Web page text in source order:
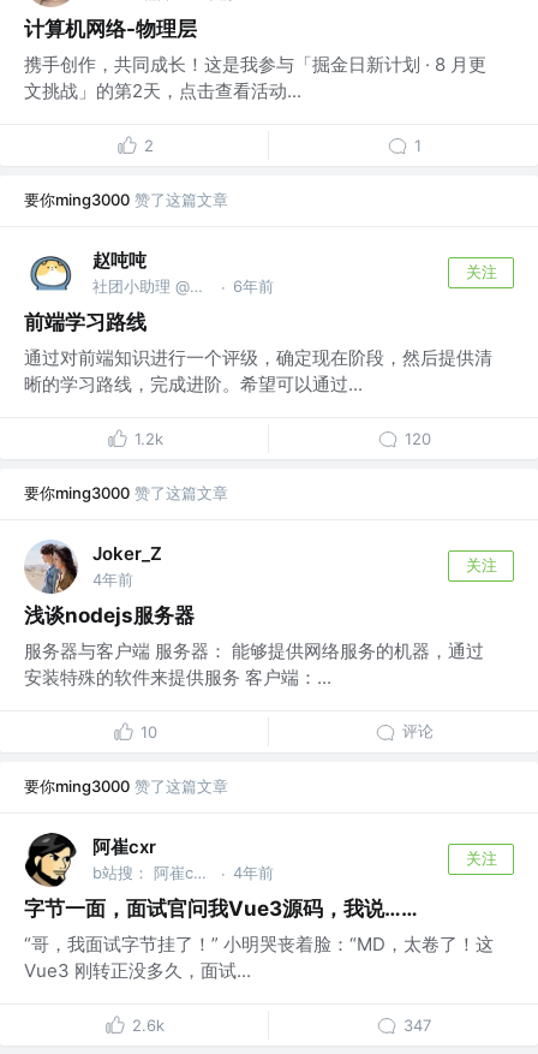
计算机网络-物理层
携手创作，共同成长！这是我参与「掘金日新计划 · 8 月更
文挑战」的第2天，点击查看活动...
2 1
要你ming3000 赞了这篇文章
赵吨吨
社团小助理 @低泡美学技术社 · 6年前
关注
前端学习路线
通过对前端知识进行一个评级，确定现在阶段，然后提供清
晰的学习路线，完成进阶。希望可以通过...
1.2k 120
要你ming3000 赞了这篇文章
Joker_Z
4年前
关注
浅谈nodejs服务器
服务器与客户端 服务器： 能够提供网络服务的机器，通过
安装特殊的软件来提供服务 客户端：...
10 评论
要你ming3000 赞了这篇文章
阿崔cxr
b站搜： 阿崔cxr 分享最前沿的前端技术干货 · 4年前
关注
字节一面，面试官问我Vue3源码，我说……
“哥，我面试字节挂了！” 小明哭丧着脸：“MD，太卷了！这
Vue3 刚转正没多久，面试...
2.6k 347